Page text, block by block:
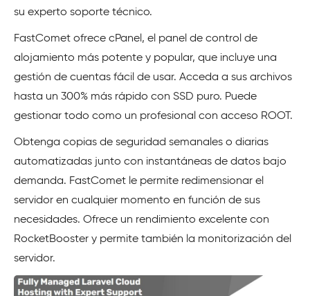
su experto soporte técnico.
FastComet ofrece cPanel, el panel de control de
alojamiento más potente y popular, que incluye una
gestión de cuentas fácil de usar. Acceda a sus archivos
hasta un 300% más rápido con SSD puro. Puede
gestionar todo como un profesional con acceso ROOT.
Obtenga copias de seguridad semanales o diarias
automatizadas junto con instantáneas de datos bajo
demanda. FastComet le permite redimensionar el
servidor en cualquier momento en función de sus
necesidades. Ofrece un rendimiento excelente con
RocketBooster y permite también la monitorización del
servidor.